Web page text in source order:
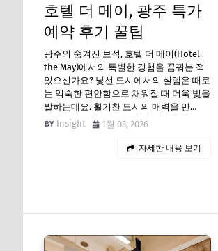
호텔 더 메이, 광주 특가
예약 후기 꿀팁
광주의 숨겨진 보석, 호텔 더 메이(Hotel
the May)에서의 특별한 경험을 꿈꿔본 적
있으신가요? 낯선 도시에서의 설렘은 때로
는 익숙한 편안함으로 채워질 때 더욱 빛을
발하는데요. 활기찬 도시의 매력을 만…
Insight
1월 03, 2026
자세한 내용 보기